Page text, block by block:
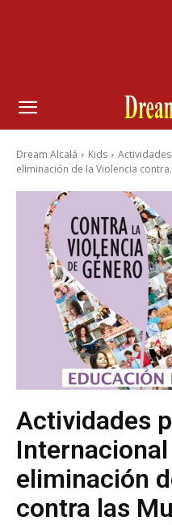
Dream Alcalá Kids
eliminación de la Violencia
Actividades
eliminación
contra las